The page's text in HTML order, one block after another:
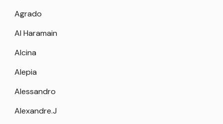
Agrado
Al Haramain
Alcina
Alepia
Alessandro
Alexandre.J